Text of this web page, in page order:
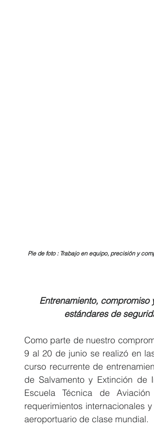
Pie de foto : Trabajo en equipo, precisión y
Entrenamiento,
estándares de
Como parte de nuestro
9 al 20 de junio se realizó en
curso recurrente de
de Salvamento y Extinción de
Escuela Técnica de
requerimientos internacionales
aeroportuario de clase mundial.